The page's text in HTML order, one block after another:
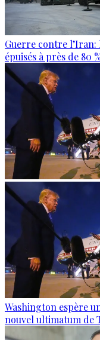
Guerre contre l’Iran:
épuisés à près de 80
Washington espère
nouvel ultimatum de